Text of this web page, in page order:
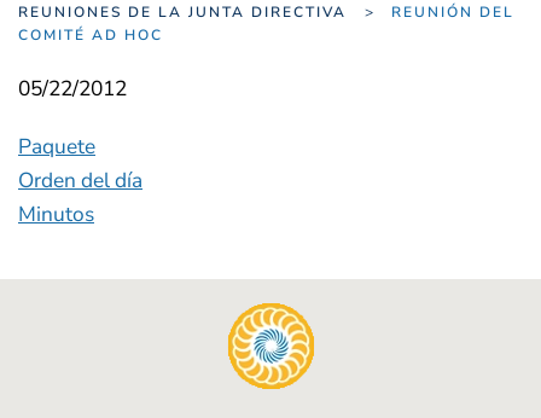
REUNIONES DE LA JUNTA DIRECTIVA
REUNIÓN DEL
COMITÉ AD HOC
05/22/2012
Paquete
Orden del día
Minutos